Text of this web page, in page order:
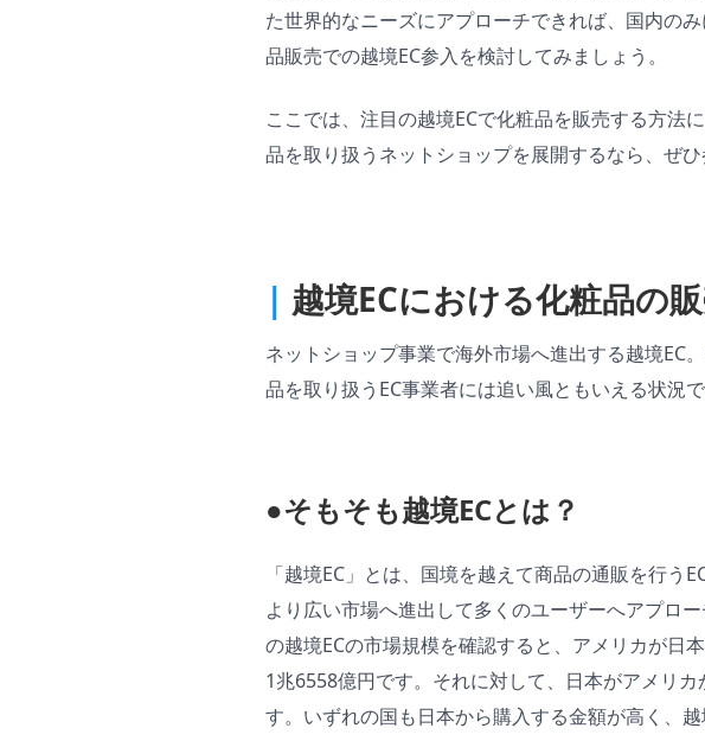
た世界的なニーズにアプローチできれば、国内の
品販売での越境EC参入を検討してみましょう。
ここでは、注目の越境ECで化粧品を販売する方法
品を取り扱うネットショップを展開するなら、ぜひ
| 越境ECにおける化粧品の
ネットショップ事業で海外市場へ進出する越境EC
品を取り扱うEC事業者には追い風ともいえる状況
●そもそも越境ECとは？
「越境EC」とは、国境を越えて商品の通販を行う
より広い市場へ進出して多くのユーザーへアプロ
の越境ECの市場規模を確認すると、アメリカが日
1兆6558億円です。それに対して、日本がアメリ
す。いずれの国も日本から購入する金額が高く、越